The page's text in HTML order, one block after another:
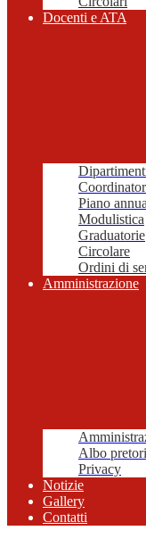
Docenti e ATA
Piano
Modulistica
Graduatorie
Circolare
Ordini di
Amministrazione
Albo
Privacy
Notizie
Gallery
Contatti